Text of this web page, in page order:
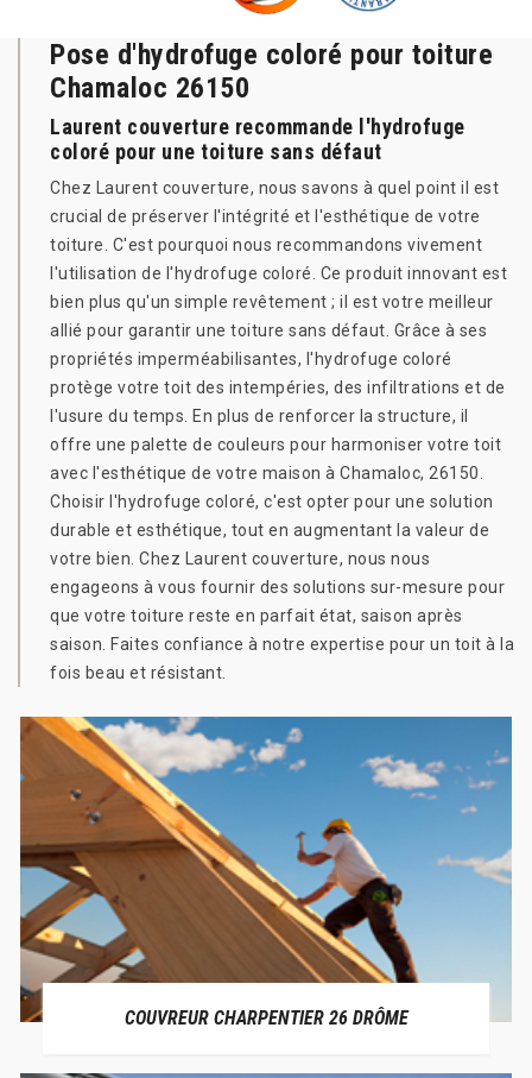
Pose d'hydrofuge coloré pour toiture
Chamaloc 26150
Laurent couverture recommande l'hydrofuge
coloré pour une toiture sans défaut
Chez Laurent couverture, nous savons à quel point il est
crucial de préserver l'intégrité et l'esthétique de votre
toiture. C'est pourquoi nous recommandons vivement
l'utilisation de l'hydrofuge coloré. Ce produit innovant est
bien plus qu'un simple revêtement ; il est votre meilleur
allié pour garantir une toiture sans défaut. Grâce à ses
propriétés imperméabilisantes, l'hydrofuge coloré
protège votre toit des intempéries, des infiltrations et de
l'usure du temps. En plus de renforcer la structure, il
offre une palette de couleurs pour harmoniser votre toit
avec l'esthétique de votre maison à Chamaloc, 26150.
Choisir l'hydrofuge coloré, c'est opter pour une solution
durable et esthétique, tout en augmentant la valeur de
votre bien. Chez Laurent couverture, nous nous
engageons à vous fournir des solutions sur-mesure pour
que votre toiture reste en parfait état, saison après
saison. Faites confiance à notre expertise pour un toit à la
fois beau et résistant.
COUVREUR CHARPENTIER 26 DRÔME